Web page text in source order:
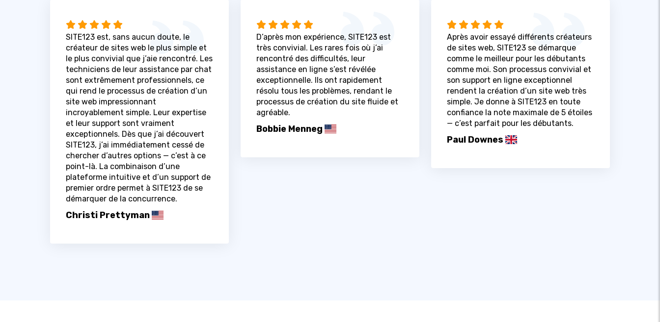
SITE123 est, sans aucun doute, le
créateur de sites web le plus simple et
le plus convivial que j’aie rencontré. Les
techniciens de leur assistance par chat
sont extrêmement professionnels, ce
qui rend le processus de création d’un
site web impressionnant
incroyablement simple. Leur expertise
et leur support sont vraiment
exceptionnels. Dès que j’ai découvert
SITE123, j’ai immédiatement cessé de
chercher d’autres options — c’est à ce
point-là. La combinaison d’une
plateforme intuitive et d’un support de
premier ordre permet à SITE123 de se
démarquer de la concurrence.
Christi Prettyman
D’après mon expérience, SITE123 est
très convivial. Les rares fois où j’ai
rencontré des difficultés, leur
assistance en ligne s’est révélée
exceptionnelle. Ils ont rapidement
résolu tous les problèmes, rendant le
processus de création du site fluide et
agréable.
Bobbie Menneg
Après avoir essayé différents créateurs
de sites web, SITE123 se démarque
comme le meilleur pour les débutants
comme moi. Son processus convivial et
son support en ligne exceptionnel
rendent la création d’un site web très
simple. Je donne à SITE123 en toute
confiance la note maximale de 5 étoiles
— c’est parfait pour les débutants.
Paul Downes